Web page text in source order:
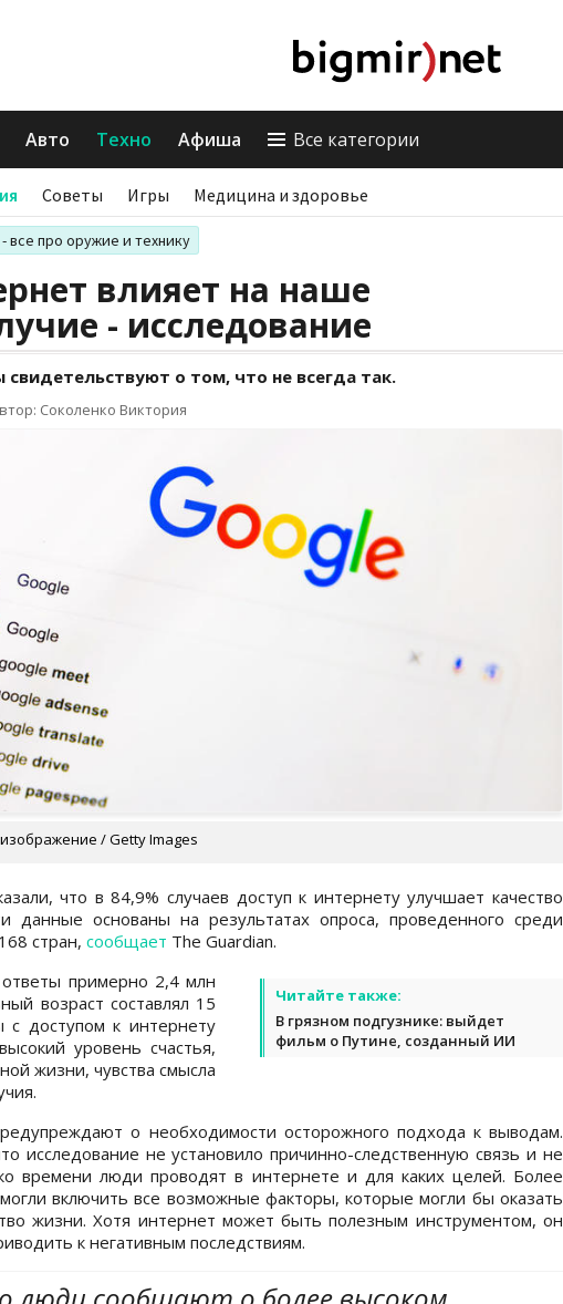
Авто Техно Афиша Все категории
Советы Игры Медицина и здоровье
все про оружие и технику
влияет на наше
- исследование
свидетельствуют о том, что не всегда так.
Соколенко Виктория
/ Getty Images
что в 84,9% случаев доступ к интернету улучшает качество
данные основаны на результатах опроса, проведенного среди
стран, сообщает The Guardian.
Читайте также:
В грязном подгузнике: выйдет
фильм о Путине, созданный ИИ
ответы примерно 2,4 млн
возраст составлял 15
с доступом к интернету
уровень счастья,
жизни, чувства смысла
о необходимости осторожного подхода к выводам.
исследование не установило причинно-следственную связь и не
времени люди проводят в интернете и для каких целей. Более
включить все возможные факторы, которые могли бы оказать
жизни. Хотя интернет может быть полезным инструментом, он
к негативным последствиям.